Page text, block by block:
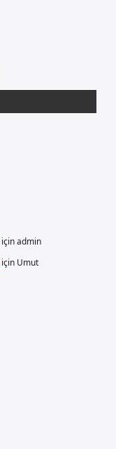
içinadmin
için Umut